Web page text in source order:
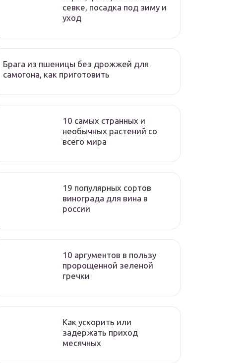
севке, посадка под зиму и
уход
Брага из пшеницы без дрожжей для
самогона, как приготовить
10 самых странных и
необычных растений со
всего мира
19 популярных сортов
винограда для вина в
россии
10 аргументов в пользу
пророщенной зеленой
гречки
Как ускорить или
задержать приход
месячных